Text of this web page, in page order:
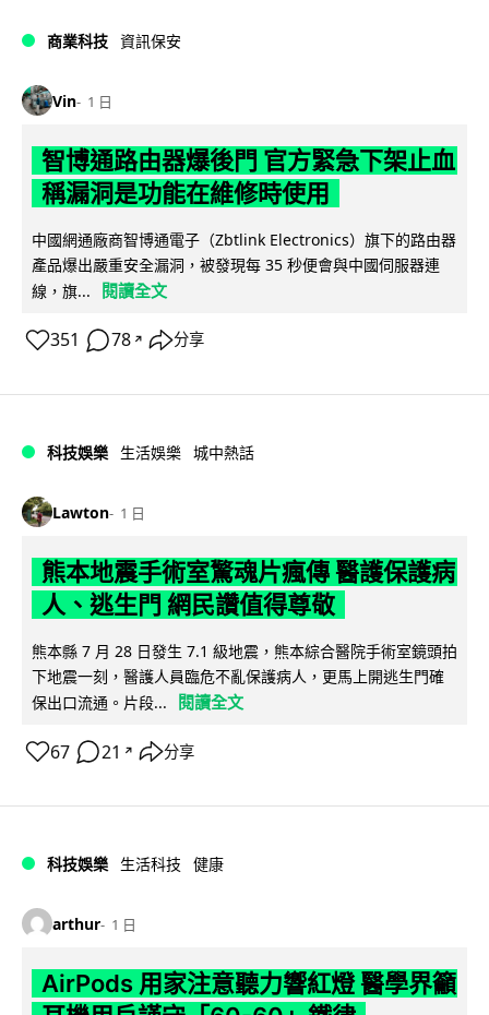
商業科技 資訊保安
Vin 1 日
智博通路由器爆後門 官方緊急下架止血
稱漏洞是功能在維修時使用
中國網通廠商智博通電子（Zbtlink Electronics）旗下的路由器
產品爆出嚴重安全漏洞，被發現每 35 秒便會與中國伺服器連
線，旗...
閱讀全文
351 78 ↗ 分享
科技娛樂 生活娛樂 城中熱話
Lawton 1 日
熊本地震手術室驚魂片瘋傳 醫護保護病
人、逃生門 網民讚值得尊敬
熊本縣 7 月 28 日發生 7.1 級地震，熊本綜合醫院手術室鏡頭拍
下地震一刻，醫護人員臨危不亂保護病人，更馬上開逃生門確
保出口流通。片段...
閱讀全文
67 21 ↗ 分享
科技娛樂 生活科技 健康
arthur 1 日
AirPods 用家注意聽力響紅燈 醫學界籲